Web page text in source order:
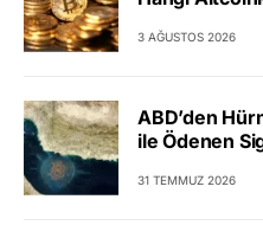
3 AĞUSTOS 2026
ABD’den
ile Ödenen
31 TEMMUZ 2026